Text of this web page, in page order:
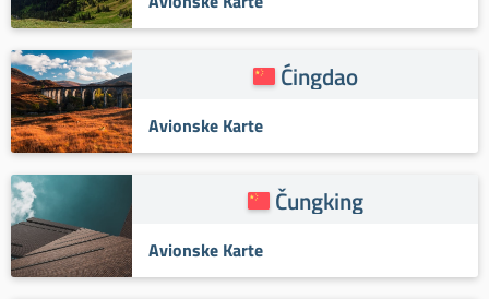
Ćingdao
Avionske Karte
Čungking
Avionske Karte